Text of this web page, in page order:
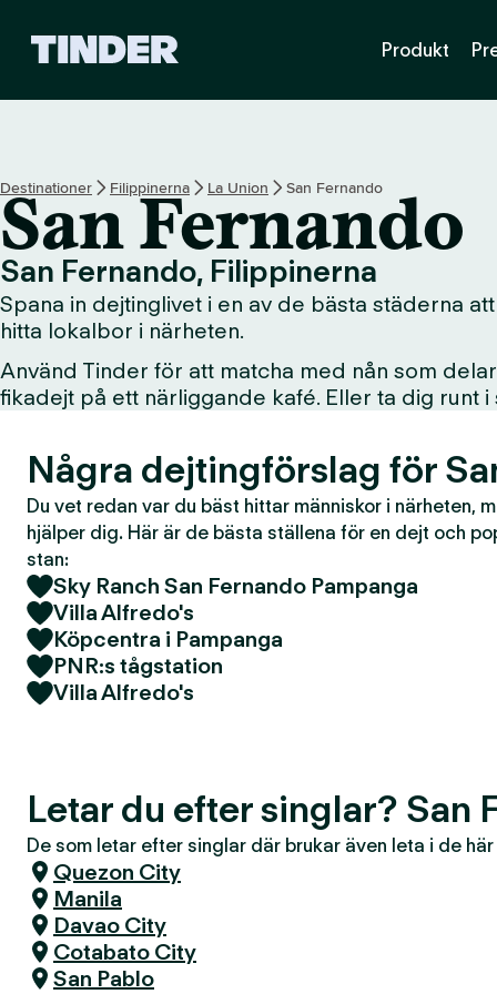
s
s
r
t
s
d
a
Produkt
Destinationer Filippinerna La Union San Fernando
San Fernando
San Fernando, Filippinerna
Spana in dejtinglivet i en av de bästa städerna
hitta lokalbor i närheten.
Använd Tinder för att matcha med nån som
fikadejt på ett närliggande kafé. Eller ta dig runt
Några dejtingförslag för
Du vet redan var du bäst hittar människor i närheten,
hjälper dig. Här är de bästa ställena för en dejt och
stan:
Sky Ranch San Fernando Pampanga
Villa Alfredo's
Köpcentra i Pampanga
PNR:s tågstation
Villa Alfredo's
Letar du efter singlar? San
De som letar efter singlar där brukar även leta i de
Quezon City
Manila
Davao City
Cotabato City
San Pablo